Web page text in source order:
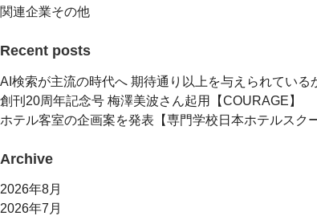
関連企業その他
Recent posts
AI検索が主流の時代へ 期待通り以上を与えられている
創刊20周年記念号 梅澤美波さん起用【COURAGE】
ホテル客室の企画案を発表【専門学校日本ホテルスク
Archive
2026年8月
2026年7月